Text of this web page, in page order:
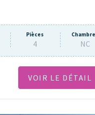
Pièces
4 NC
VOIR LE DÉTAIL